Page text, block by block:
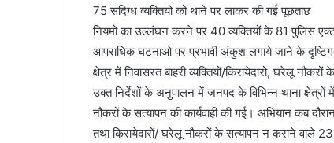
i
l
75 संदिग्ध व्यक्तियो को थाने पर लाकर की गई पूछताछ
नियमो का उल्लंघन करने पर 40 व्यक्तियों के 81 पुलिस
आपराधिक घटनाओ पर प्रभावी अंकुश लगाये जाने के दृष्टिगत
क्षेत्र में निवासरत बाहरी व्यक्तियों/किरायेदारो, घरेलू
उक्त निर्देशों के अनुपालन में जनपद के विभिन्न थाना क्षेत्रों
नौकरों के सत्यापन की कार्यवाही की गई। अभियान कब
तथा किरायेदारों/ घरेलू नौकरों के सत्यापन न कराने वाले